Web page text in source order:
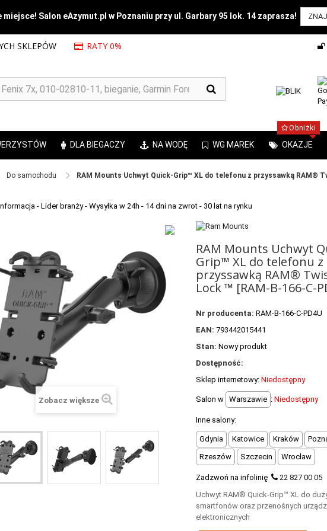
miejsce! Salon eAzymut.pl w Poznaniu przy ul. Garbary 95 lok. 14 zaprasza!
SKLEPÓW RATY 0%
DLA BIEGACZY NA WODĘ WG MAREK OKAZJE
Obniżki
Do samochodu ​ RAM Mounts Uchwyt Quick-Grip™ XL do telefonu z przyssawką RAM®
Zobacz większe
RAM Mounts Uchwyt
Grip™ XL do telefonu z
przyssawką RAM®
Lock ™ [RAM-B-166-C-
Nr producenta: RAM-B-166-C-PD4U
EAN: 793442015441
Stan: Nowy produkt
Dostępność:
Sklep internetowy: Niedostępny
Salon w Warszawie : Niedostępny
Inne salony:
Gdynia Katowice Kraków
Rzeszów
Szczecin Wrocław
Zadzwoń na infolinię
22 827 00 05
Uchwyt RAM® Quick-Grip™ XL do
smartfonów oraz przenośnych
elektronicznych